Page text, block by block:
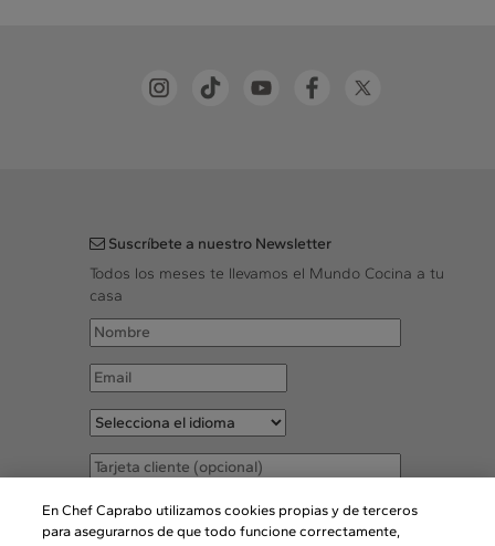
Suscríbete a nuestro Newsletter
Todos los meses te llevamos el Mundo Cocina a tu
casa
Acepto lasCondiciones legales
En Chef Caprabo utilizamos cookies propias y de terceros
para asegurarnos de que todo funcione correctamente,